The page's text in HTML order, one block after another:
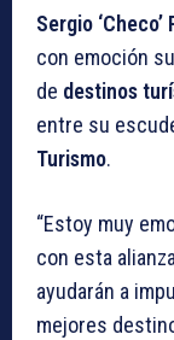
Sergio ‘Checo’
con emoción
de destinos
entre su
Turismo.
“Estoy muy
con esta
ayudarán a
mejores